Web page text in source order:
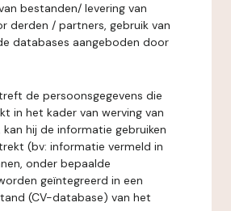
bestanden/ levering van
derden / partners, gebruik van
databases aangeboden door
de persoonsgegevens die
in het kader van werving van
hij de informatie gebruiken
(bv: informatie vermeld in
onder bepaalde
geïntegreerd in een
(CV-database) van het